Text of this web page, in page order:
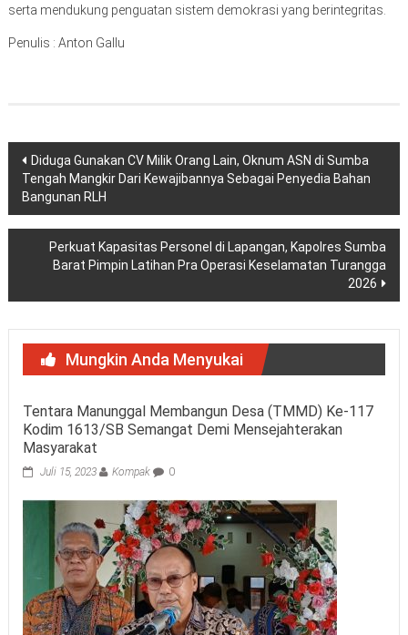
serta mendukung penguatan sistem demokrasi yang berintegritas.
Penulis : Anton Gallu
Navigasi
pos
Diduga Gunakan CV Milik Orang Lain, Oknum ASN di Sumba
Tengah Mangkir Dari Kewajibannya Sebagai Penyedia Bahan
Bangunan RLH
Perkuat Kapasitas Personel di Lapangan, Kapolres Sumba
Barat Pimpin Latihan Pra Operasi Keselamatan Turangga
2026
Mungkin Anda Menyukai
Tentara Manunggal Membangun Desa (TMMD) Ke-117
Kodim 1613/SB Semangat Demi Mensejahterakan
Masyarakat
Juli 15, 2023 Kompak 0